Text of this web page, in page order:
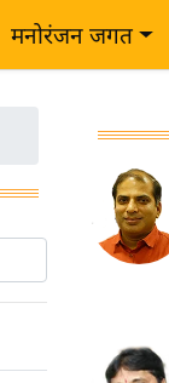
मनोरंजन जगत